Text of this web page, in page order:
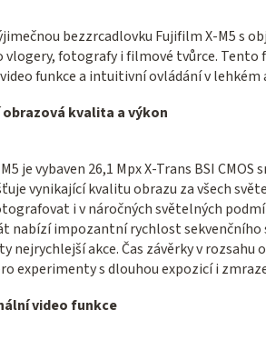
bezzrcadlovku Fujifilm X-M5 s
vlogery, fotografy i filmové tvůrce.
funkce a intuitivní ovládání v lehkém
kvalita a výkon
je vybaven 26,1 Mpx X-Trans BSI
vynikající kvalitu obrazu za všech
i v náročných světelných
nabízí impozantní rychlost sekvenčního
nejrychlejší akce. Čas závěrky v
experimenty s dlouhou expozicí i
video funkce